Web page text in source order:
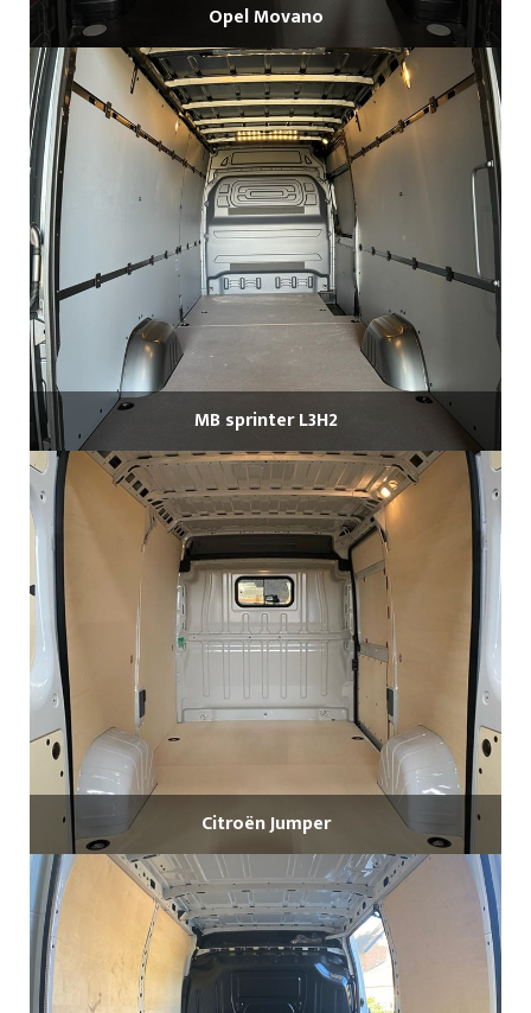
Opel Movano
MB sprinter L3H2
Citroën Jumper